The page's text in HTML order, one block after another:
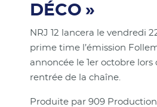
DÉCO »
NRJ 12 lancera le vendredi
prime time l’émission
annoncée le 1er octobre
rentrée de la chaîne.
Produite par 909